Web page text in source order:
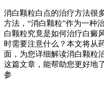
消白颗粒白点的治疗方法很
方法，“消白颗粒”作为一种
白颗粒究竟是如何治疗白癜
时需要注意什么？本文将从
面，为您详细解读消白颗粒
这篇文章，能帮助您更好地
参